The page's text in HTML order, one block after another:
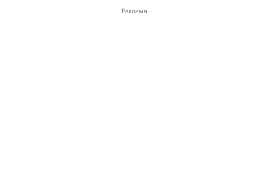
- Реклама -